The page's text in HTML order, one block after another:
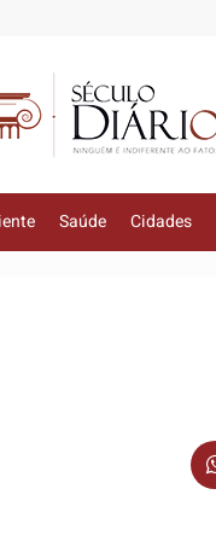
Saúde Cidades